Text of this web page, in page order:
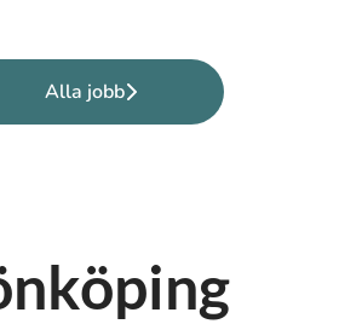
Alla jobb